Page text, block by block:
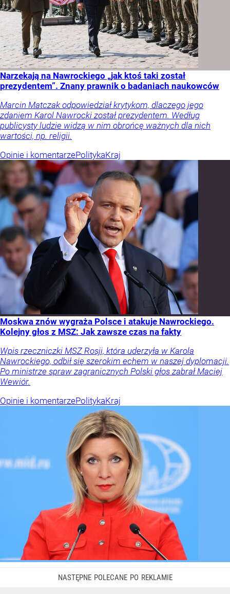
Narzekają na Nawrockiego „jak ktoś taki został
prezydentem”. Znany prawnik o badaniach naukowców
Marcin Matczak odpowiedział krytykom, dlaczego jego
zdaniem Karol Nawrocki został prezydentem. Według
publicysty ludzie widzą w nim obrońcę ważnych dla nich
wartości, np. religii.
Opinie i komentarzePolitykaKraj
Moskwa znów wygraża Polsce i atakuje Nawrockiego.
Kolejny głos z MSZ: Jak zawsze czas na fakty
Wpis rzeczniczki MSZ Rosji, która uderzyła w Karola
Nawrockiego, odbił się szerokim echem w naszej dyplomacji.
Po ministrze spraw zagranicznych Polski głos zabrał Maciej
Wewiór.
Opinie i komentarzePolitykaKraj